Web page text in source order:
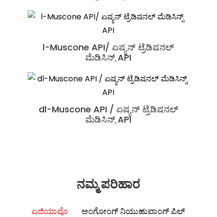
l-Muscone API/ ಏಷ್ಯನ್ ಟ್ರೆಡಿಷನಲ್
ಮೆಡಿಸಿನ್ಸ್ API
dl-Muscone API / ಏಷ್ಯನ್ ಟ್ರೆಡಿಷನಲ್
ಮೆಡಿಸಿನ್ಸ್ API
ಶೆಕ್ಸಿಯಾಂಗ್ಕ್ಸಿಂಟಾಂಗ್ನಿಂಗ್ ಪಿಯಾನ್
ಸುಹೆಕ್ಸಿಯಾಂಗ್ ವಾನ್
ಅಂಟಾರ್ಕ್ಟಿಕ್ ಕ್ರಿಲ್ ಎಣ್ಣೆ / ಪೌಷ್ಟಿಕ ಆಹಾರ ಕಚ್ಚಾ
ವಸ್ತುಗಳು
ನಮ್ಮ ಪರಿಹಾರ
ಎಜಿಯಾವೊ
ಅಂಗೋಂಗ್ ನಿಯುಹುವಾಂಗ್ ಪಿಲ್